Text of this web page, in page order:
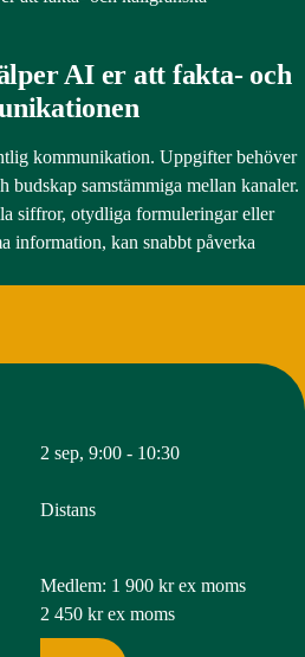
AI er att fakta- och
kommunikation. Uppgifter behöver
samstämmiga mellan kanaler.
siffror, otydliga formuleringar eller
information, kan snabbt påverka
2 sep, 9:00 - 10:30
Distans
Medlem: 1 900 kr ex moms
2 450 kr ex moms